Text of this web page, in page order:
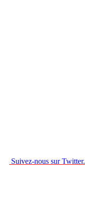
Suivez-nous sur Twitter.